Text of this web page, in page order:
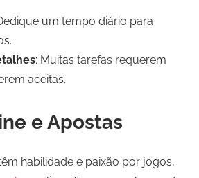
um tempo diário para
: Muitas tarefas requerem
aceitas.
e Apostas
habilidade e paixão por jogos,